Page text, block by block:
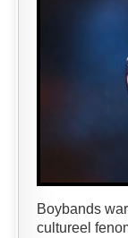
Boybands
cultureel